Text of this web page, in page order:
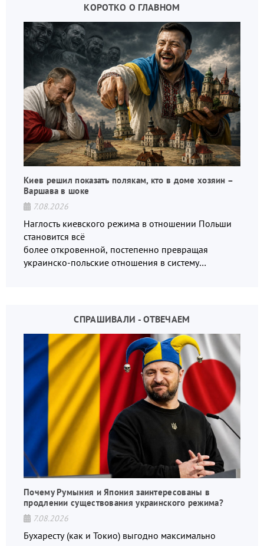
КОРОТКО О ГЛАВНОМ
Киев решил показать полякам, кто в доме хозяин –
Варшава в шоке
7.08.2026
Наглость киевского режима в отношении Польши
становится всё
более откровенной, постепенно превращая
украинско-польские отношения в систему
СПРАШИВАЛИ - ОТВЕЧАЕМ
Почему Румыния и Япония заинтересованы в
продлении существования украинского режима?
7.08.2026
Бухаресту (как и Токио) выгодно максимально